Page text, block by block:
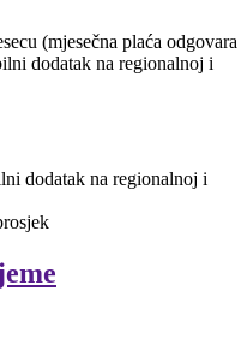
(mjesečna plaća odgovara
dodatak na regionalnoj i
dodatak na regionalnoj i